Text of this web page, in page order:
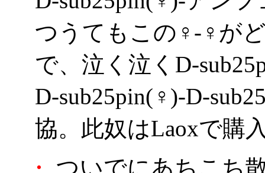
つうてもこの♀-♀が
で、泣く泣くD-
D-sub25pin(♀)-D-
協。此奴はLaoxで購
・
ついでにあちこち